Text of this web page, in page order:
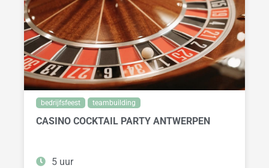
bedrijfsfeest teambuilding
CASINO COCKTAIL PARTY ANTWERPEN
5 uur